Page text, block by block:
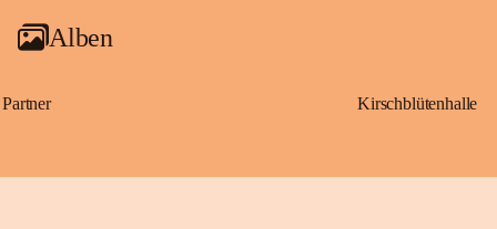
Alben
Partner Kirschblütenhalle